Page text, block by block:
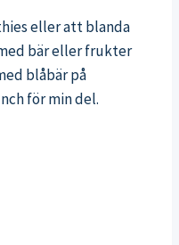
eller att blanda
bär eller frukter
blåbär på
för min del.